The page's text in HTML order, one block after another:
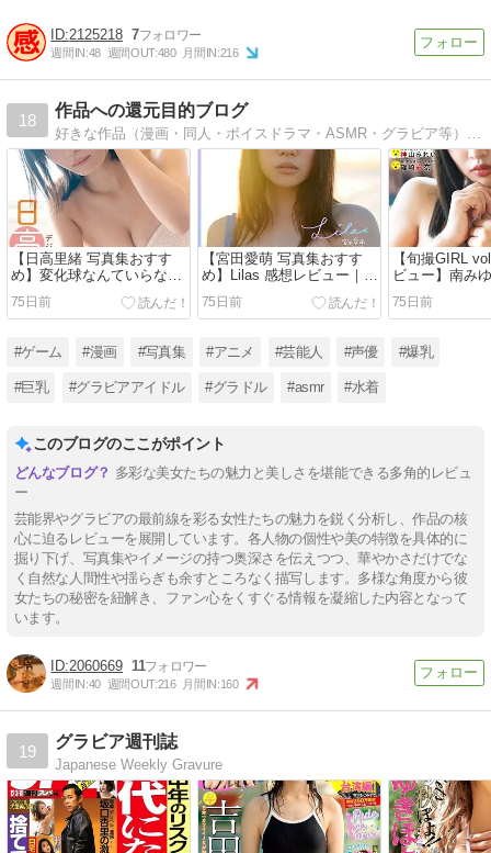
2125218 7
週間IN:48 週間OUT:480 月間IN:216
18
作品への還元目的ブログ
好きな作品（漫画・同人・ボイスドラマ・ASMR・グラビア等）を紹介して、それが売れることが理想！ アフィリンクは載せます。それで得た資金でさらに好きな作品を爆買いします！ 作者への還元を目指したい！
【日高里緒 写真集おすす
め】変化球なんていらない
感想レビュー｜“アイドル界
最強の笑顔”とヘルシー美ボ
75日前
【宮田愛萌 写真集おすす
め】Lilas 感想レビュー｜知
性と透明感、大人の美しさ
が詰まった“女子旅写真
75日前
【旬撮GIRL
ビュー】南み
ゃんら豪華出
ラビア”が最高
75日前
#ゲーム #漫画 #写真集 #アニメ #芸能人 #声優 #爆乳
#巨乳 #グラビアアイドル #グラドル #asmr #水着
このブログのここがポイント
多彩な美女たちの魅力と美しさを堪能できる多角的レビュ
ー
芸能界やグラビアの最前線を彩る女性たちの魅力を鋭く分析し、作品の核
心に迫るレビューを展開しています。各人物の個性や美の特徴を具体的に
掘り下げ、写真集やイメージの持つ奥深さを伝えつつ、華やかさだけでな
く自然な人間性や揺らぎも余すところなく描写します。多様な角度から彼
女たちの秘密を紐解き、ファン心をくすぐる情報を凝縮した内容となって
います。
2060669 11
週間IN:40 週間OUT:216 月間IN:160
19
グラビア週刊誌
Japanese Weekly Gravure